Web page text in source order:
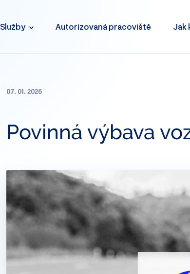
Služby Autorizovaná pracoviště Jak
Povinná výbava
07. 01. 2026